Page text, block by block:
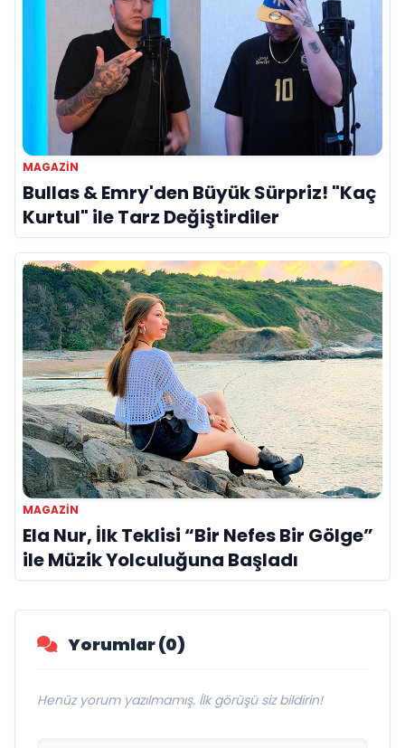
MAGAZIN
Bullas & Emry'den Büyük Sürpriz! "Kaç
Kurtul" ile Tarz Değiştirdiler
MAGAZIN
Ela Nur, İlk Teklisi “Bir Nefes Bir Gölge”
ile Müzik Yolculuğuna Başladı
Yorumlar (0)
Henüz yorum yazılmamış. İlk görüşü siz bildirin!